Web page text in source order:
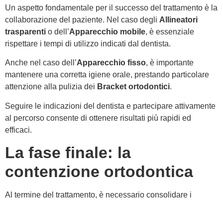
Un aspetto fondamentale per il successo del trattamento è la
collaborazione del paziente. Nel caso degli Allineatori
trasparenti o dell’Apparecchio mobile, è essenziale
rispettare i tempi di utilizzo indicati dal dentista.
Anche nel caso dell’Apparecchio fisso, è importante
mantenere una corretta igiene orale, prestando particolare
attenzione alla pulizia dei Bracket ortodontici.
Seguire le indicazioni del dentista e partecipare attivamente
al percorso consente di ottenere risultati più rapidi ed
efficaci.
La fase finale: la
contenzione ortodontica
Al termine del trattamento, è necessario consolidare i